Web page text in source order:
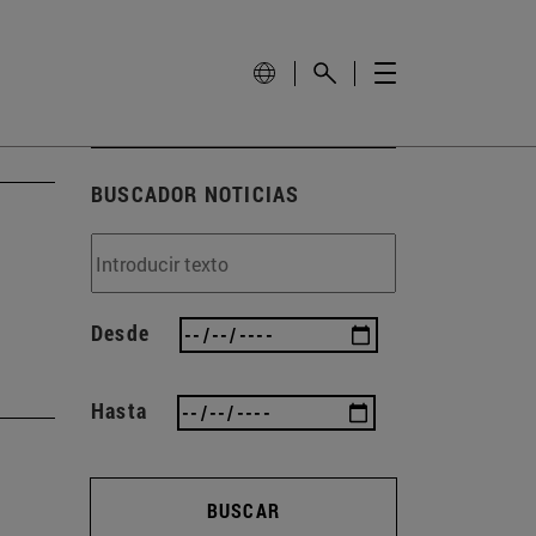
BUSCADOR NOTICIAS
Desde
Hasta
BUSCAR